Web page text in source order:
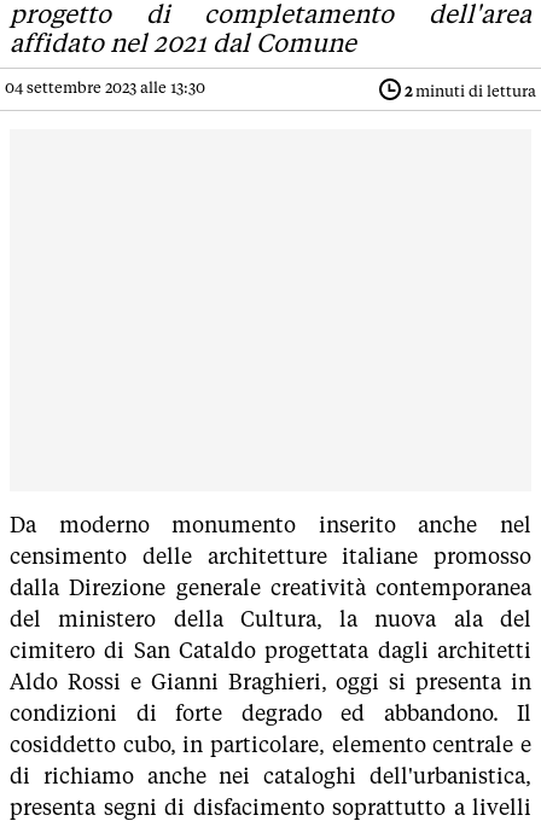
progetto di completamento dell'area
affidato nel 2021 dal Comune
04 settembre 2023 alle 13:30 2minuti di lettura
Da moderno monumento inserito anche nel
censimento delle architetture italiane promosso
dalla Direzione generale creatività contemporanea
del ministero della Cultura, la nuova ala del
cimitero di San Cataldo progettata dagli architetti
Aldo Rossi e Gianni Braghieri, oggi si presenta in
condizioni di forte degrado ed abbandono. Il
cosiddetto cubo, in particolare, elemento centrale e
di richiamo anche nei cataloghi dell'urbanistica,
presenta segni di disfacimento soprattutto a livelli